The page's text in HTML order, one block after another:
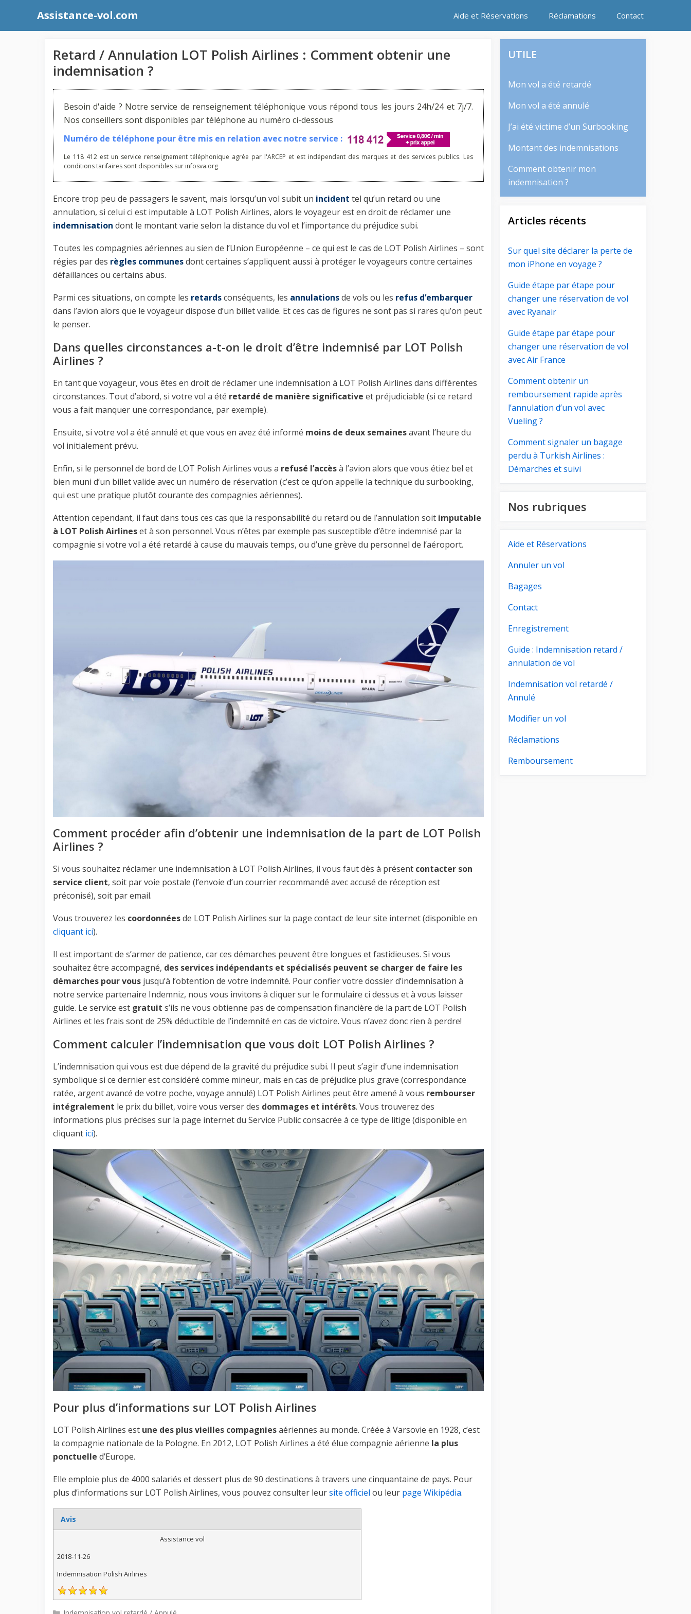
contenu
Assistance-vol.com Aide et Réservations Réclamations Contact
Retard / Annulation LOT Polish Airlines : Comment obtenir une
indemnisation ?
Besoin d'aide ? Notre service de renseignement téléphonique vous répond tous les jours 24h/24 et 7j/7.
Nos conseillers sont disponibles par téléphone au numéro ci-dessous
Numéro de téléphone pour être mis en relation avec notre service :
Le 118 412 est un service renseignement téléphonique agrée par l'ARCEP et est indépendant des marques et des services publics. Les
conditions tarifaires sont disponibles sur infosva.org
Encore trop peu de passagers le savent, mais lorsqu’un vol subit un incident tel qu’un retard ou une
annulation, si celui ci est imputable à LOT Polish Airlines, alors le voyageur est en droit de réclamer une
indemnisation dont le montant varie selon la distance du vol et l’importance du préjudice subi.
Toutes les compagnies aériennes au sien de l’Union Européenne – ce qui est le cas de LOT Polish Airlines – sont
régies par des règles communesdont certaines s’appliquent aussi à protéger le voyageurs contre certaines
défaillances ou certains abus.
Parmi ces situations, on compte les retardsconséquents, les annulationsde vols ou les refus d’embarquer
dans l’avion alors que le voyageur dispose d’un billet valide. Et ces cas de figures ne sont pas si rares qu’on peut
le penser.
Dans quelles circonstances a-t-on le droit d’être indemnisé par LOT Polish
Airlines ?
En tant que voyageur, vous êtes en droit de réclamer une indemnisation à LOT Polish Airlines dans différentes
circonstances. Tout d’abord, si votre vol a été retardé de manière significative et préjudiciable (si ce retard
vous a fait manquer une correspondance, par exemple).
Ensuite, si votre vol a été annulé et que vous en avez été informé moins de deux semainesavant l’heure du
vol initialement prévu.
Enfin, si le personnel de bord de LOT Polish Airlines vous a refusé l’accèsà l’avion alors que vous étiez bel et
bien muni d’un billet valide avec un numéro de réservation (c’est ce qu’on appelle la technique du surbooking,
qui est une pratique plutôt courante des compagnies aériennes).
Attention cependant, il faut dans tous ces cas que la responsabilité du retard ou de l’annulation soit imputable
à LOT Polish Airlineset à son personnel. Vous n’êtes par exemple pas susceptible d’être indemnisé par la
compagnie si votre vol a été retardé à cause du mauvais temps, ou d’une grève du personnel de l’aéroport.
Comment procéder afin d’obtenir une indemnisation de la part de LOT Polish
Airlines ?
Si vous souhaitez réclamer une indemnisation à LOT Polish Airlines, il vous faut dès à présent contacter son
service client, soit par voie postale (l’envoie d’un courrier recommandé avec accusé de réception est
préconisé), soit par email.
Vous trouverez les coordonnéesde LOT Polish Airlines sur la page contact de leur site internet (disponible en
cliquant ici).
Il est important de s’armer de patience, car ces démarches peuvent être longues et fastidieuses. Si vous
souhaitez être accompagné, des services indépendants et spécialisés peuvent se charger de faire les
démarches pour vous jusqu’à l’obtention de votre indemnité. Pour confier votre dossier d’indemnisation à
notre service partenaire Indemniz, nous vous invitons à cliquer sur le formulaire ci dessus et à vous laisser
guide. Le service est gratuit s’ils ne vous obtienne pas de compensation financière de la part de LOT Polish
Airlines et les frais sont de 25% déductible de l’indemnité en cas de victoire. Vous n’avez donc rien à perdre!
Comment calculer l’indemnisation que vous doit LOT Polish Airlines ?
L’indemnisation qui vous est due dépend de la gravité du préjudice subi. Il peut s’agir d’une indemnisation
symbolique si ce dernier est considéré comme mineur, mais en cas de préjudice plus grave (correspondance
ratée, argent avancé de votre poche, voyage annulé) LOT Polish Airlines peut être amené à vous rembourser
intégralement le prix du billet, voire vous verser des dommages et intérêts. Vous trouverez des
informations plus précises sur la page internet du Service Public consacrée à ce type de litige (disponible en
cliquant ici).
Pour plus d’informations sur LOT Polish Airlines
LOT Polish Airlines est une des plus vieilles compagniesaériennes au monde. Créée à Varsovie en 1928, c’est
la compagnie nationale de la Pologne. En 2012, LOT Polish Airlines a été élue compagnie aérienne la plus
ponctuelle d’Europe.
Elle emploie plus de 4000 salariés et dessert plus de 90 destinations à travers une cinquantaine de pays. Pour
plus d’informations sur LOT Polish Airlines, vous pouvez consulter leursite officiel ou leur page Wikipédia.
Avis
Assistance vol
2018-11-26
Indemnisation Polish Airlines
UTILE
Mon vol a été retardé
Mon vol a été annulé
J’ai été victime d’un Surbooking
Montant des indemnisations
Comment obtenir mon
indemnisation ?
Articles récents
Sur quel site déclarer la perte de
mon iPhone en voyage ?
Guide étape par étape pour
changer une réservation de vol
avec Ryanair
Guide étape par étape pour
changer une réservation de vol
avec Air France
Comment obtenir un
remboursement rapide après
l’annulation d’un vol avec
Vueling ?
Comment signaler un bagage
perdu à Turkish Airlines :
Démarches et suivi
Nos rubriques
Aide et Réservations
Annuler un vol
Bagages
Contact
Enregistrement
Guide : Indemnisation retard /
annulation de vol
Indemnisation vol retardé /
Annulé
Modifier un vol
Réclamations
Remboursement